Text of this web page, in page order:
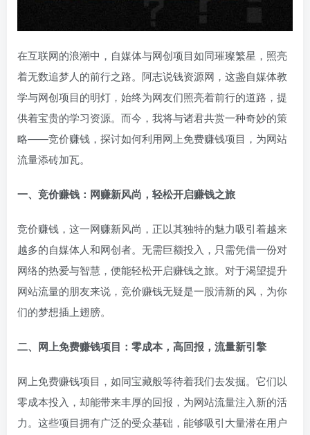
在互联网的浪潮中，自媒体与网创项目如同璀璨繁星，照亮
着无数追梦人的前行之路。阿志说钱资源网，这盏自媒体教
学与网创项目的明灯，始终为网友们照亮着前行的道路，提
供着宝贵的学习资源。而今，我将与诸君共赏一种奇妙的策
略——竞价赚钱，探讨如何利用网上免费赚钱项目，为网站
流量添砖加瓦。
一、竞价赚钱：网赚新风尚，轻松开启赚钱之旅
竞价赚钱，这一网赚新风尚，正以其独特的魅力吸引着越来
越多的自媒体人和网创者。无需巨额投入，只需凭借一份对
网络的热爱与智慧，便能轻松开启赚钱之旅。对于渴望提升
网站流量的朋友来说，竞价赚钱无疑是一股清新的风，为你
们的梦想插上翅膀。
二、网上免费赚钱项目：零成本，高回报，流量新引擎
网上免费赚钱项目，如同宝藏般等待着我们去发掘。它们以
零成本投入，却能带来丰厚的回报，为网站流量注入新的活
力。这些项目拥有广泛的受众基础，能够吸引大量潜在用户